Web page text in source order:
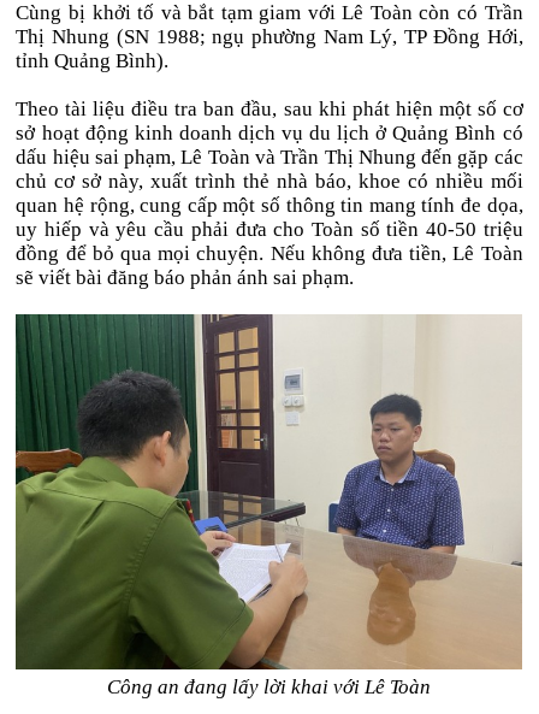
Cùng bị khởi tố và bắt tạm giam với Lê Toàn còn có Trần
Thị Nhung (SN 1988; ngụ phường Nam Lý, TP Đồng Hới,
tỉnh Quảng Bình).
Theo tài liệu điều tra ban đầu, sau khi phát hiện một số cơ
sở hoạt động kinh doanh dịch vụ du lịch ở Quảng Bình có
dấu hiệu sai phạm, Lê Toàn và Trần Thị Nhung đến gặp các
chủ cơ sở này, xuất trình thẻ nhà báo, khoe có nhiều mối
quan hệ rộng, cung cấp một số thông tin mang tính đe dọa,
uy hiếp và yêu cầu phải đưa cho Toàn số tiền 40-50 triệu
đồng để bỏ qua mọi chuyện. Nếu không đưa tiền, Lê Toàn
sẽ viết bài đăng báo phản ánh sai phạm.
Công an đang lấy lời khai với Lê Toàn